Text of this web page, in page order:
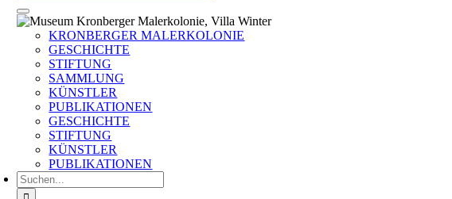
KRONBERGER MALERKOLONIE
GESCHICHTE
STIFTUNG
SAMMLUNG
KÜNSTLER
PUBLIKATIONEN
GESCHICHTE
STIFTUNG
KÜNSTLER
PUBLIKATIONEN
Suche
nach: